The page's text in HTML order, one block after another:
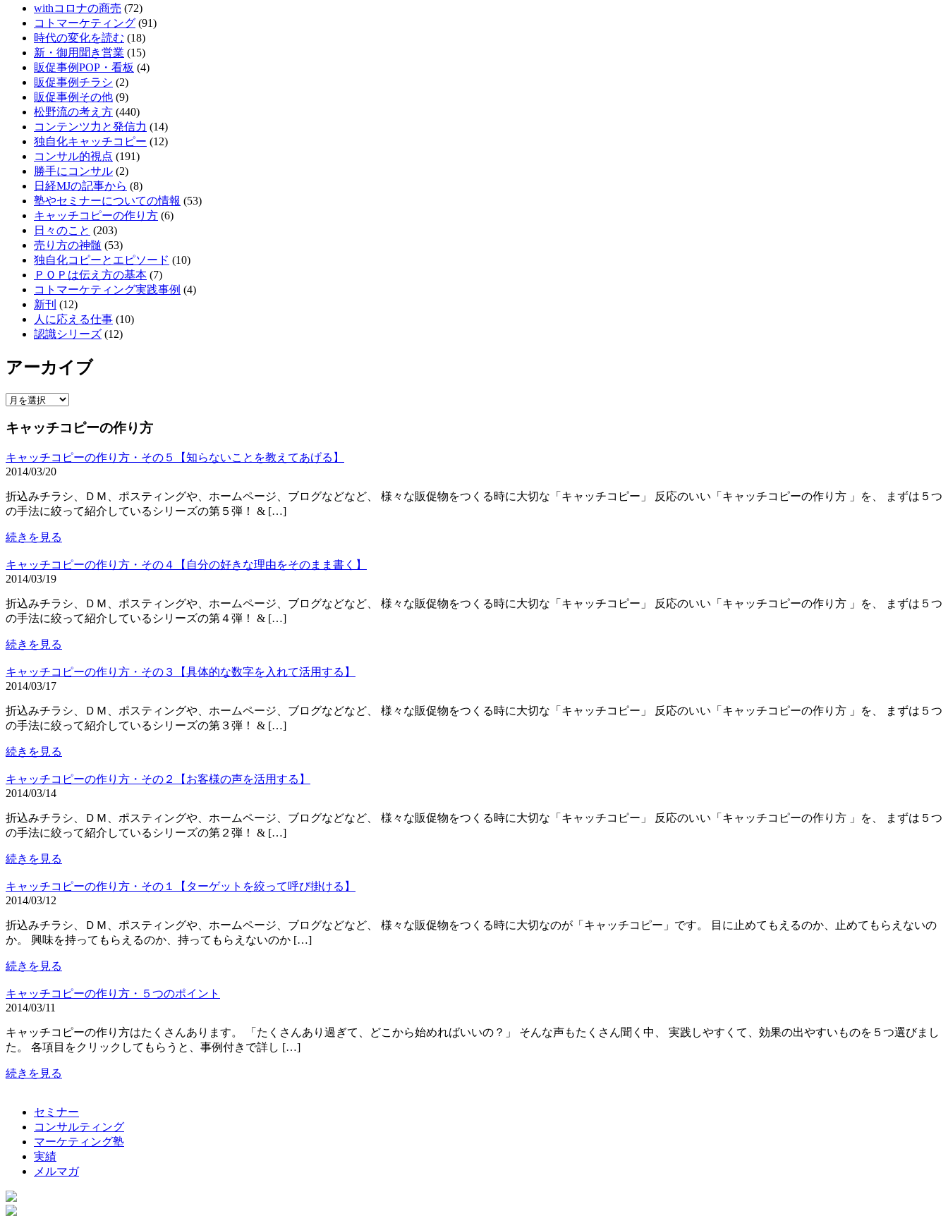
withコロナの商売 (72)
コトマーケティング (91)
時代の変化を読む (18)
新・御用聞き営業 (15)
販促事例POP・看板 (4)
販促事例チラシ (2)
販促事例その他 (9)
松野流の考え方 (440)
コンテンツ力と発信力 (14)
独自化キャッチコピー (12)
コンサル的視点 (191)
勝手にコンサル (2)
日経MJの記事から (8)
塾やセミナーについての情報 (53)
キャッチコピーの作り方 (6)
日々のこと (203)
売り方の神髄 (53)
独自化コピーとエピソード (10)
ＰＯＰは伝え方の基本 (7)
コトマーケティング実践事例 (4)
新刊 (12)
人に応える仕事 (10)
認識シリーズ (12)
アーカイブ
ア
カ
ブ
キャッチコピーの作り方
キャッチコピーの作り方・その５【知らないことを教えてあげる】
2014/03/20
折込みチラシ、ＤＭ、ポスティングや、ホームページ、ブログなどなど、 様々な販促物をつくる時に大切な「キャッチコピー」 反応のいい「キャッチコピーの作り方 」を、 まずは５つ
の手法に絞って紹介しているシリーズの第５弾！ & […]
続きを見る
キャッチコピーの作り方・その４【自分の好きな理由をそのまま書く】
2014/03/19
折込みチラシ、ＤＭ、ポスティングや、ホームページ、ブログなどなど、 様々な販促物をつくる時に大切な「キャッチコピー」 反応のいい「キャッチコピーの作り方 」を、 まずは５つ
の手法に絞って紹介しているシリーズの第４弾！ & […]
続きを見る
キャッチコピーの作り方・その３【具体的な数字を入れて活用する】
2014/03/17
折込みチラシ、ＤＭ、ポスティングや、ホームページ、ブログなどなど、 様々な販促物をつくる時に大切な「キャッチコピー」 反応のいい「キャッチコピーの作り方 」を、 まずは５つ
の手法に絞って紹介しているシリーズの第３弾！ & […]
続きを見る
キャッチコピーの作り方・その２【お客様の声を活用する】
2014/03/14
折込みチラシ、ＤＭ、ポスティングや、ホームページ、ブログなどなど、 様々な販促物をつくる時に大切な「キャッチコピー」 反応のいい「キャッチコピーの作り方 」を、 まずは５つ
の手法に絞って紹介しているシリーズの第２弾！ & […]
続きを見る
キャッチコピーの作り方・その１【ターゲットを絞って呼び掛ける】
2014/03/12
折込みチラシ、ＤＭ、ポスティングや、ホームページ、ブログなどなど、 様々な販促物をつくる時に大切なのが「キャッチコピー」です。 目に止めてもえるのか、止めてもらえないの
か。 興味を持ってもらえるのか、持ってもらえないのか […]
続きを見る
キャッチコピーの作り方・５つのポイント
2014/03/11
キャッチコピーの作り方はたくさんあります。 「たくさんあり過ぎて、どこから始めればいいの？」 そんな声もたくさん聞く中、 実践しやすくて、効果の出やすいものを５つ選びまし
た。 各項目をクリックしてもらうと、事例付きで詳し […]
続きを見る
セミナー
コンサルティング
マーケティング塾
実績
メルマガ